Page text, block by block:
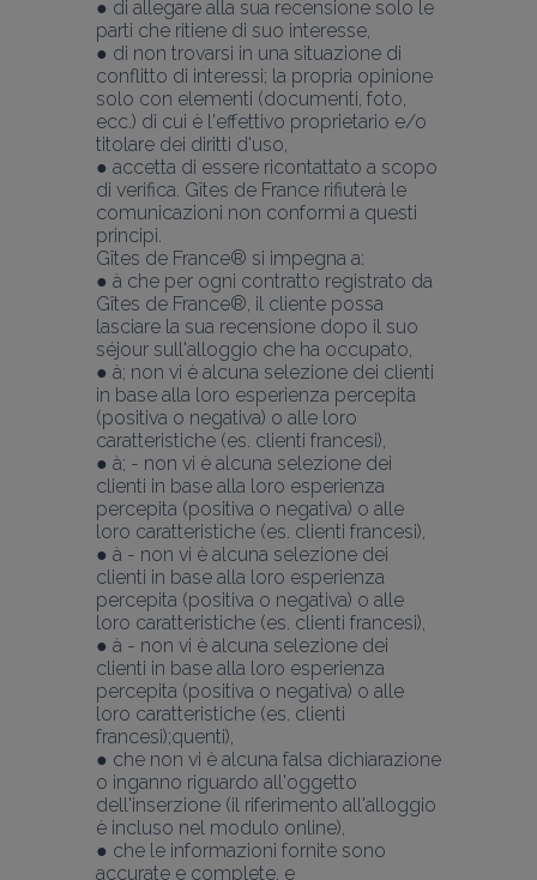
● di allegare alla sua recensione solo le
parti che ritiene di suo interesse,
● di non trovarsi in una situazione di
conflitto di interessi; la propria opinione
solo con elementi (documenti, foto,
ecc.) di cui è l'effettivo proprietario e/o
titolare dei diritti d'uso,
● accetta di essere ricontattato a scopo
di verifica. Gîtes de France rifiuterà le
comunicazioni non conformi a questi
principi.
Gîtes de France® si impegna a:
● à che per ogni contratto registrato da
Gîtes de France®, il cliente possa
lasciare la sua recensione dopo il suo
séjour sull'alloggio che ha occupato,
● à; non vi è alcuna selezione dei clienti
in base alla loro esperienza percepita
(positiva o negativa) o alle loro
caratteristiche (es. clienti francesi),
● à; - non vi è alcuna selezione dei
clienti in base alla loro esperienza
percepita (positiva o negativa) o alle
loro caratteristiche (es. clienti francesi),
● à - non vi è alcuna selezione dei
clienti in base alla loro esperienza
percepita (positiva o negativa) o alle
loro caratteristiche (es. clienti francesi),
● à - non vi è alcuna selezione dei
clienti in base alla loro esperienza
percepita (positiva o negativa) o alle
loro caratteristiche (es. clienti
francesi);quenti),
● che non vi è alcuna falsa dichiarazione
o inganno riguardo all'oggetto
dell'inserzione (il riferimento all'alloggio
è incluso nel modulo online),
● che le informazioni fornite sono
accurate e complete, e